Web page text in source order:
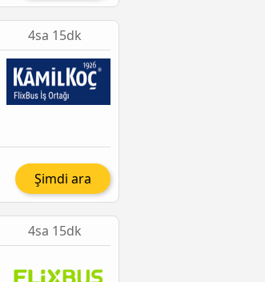
4sa 15dk
Şimdi ara
4sa 15dk